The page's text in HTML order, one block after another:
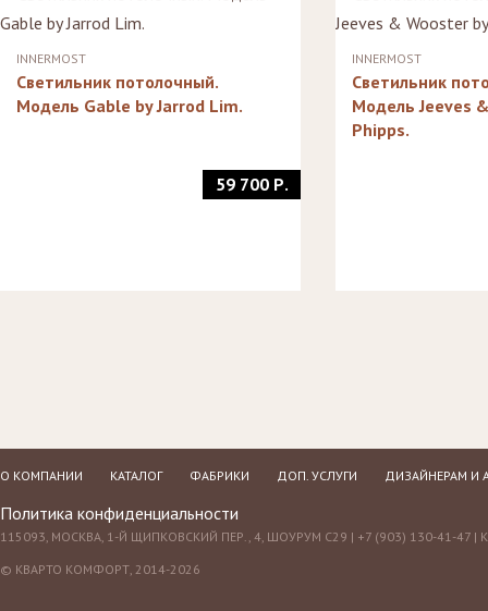
59 700 Р.
INNERMOST
Светильник потолочный.
Модель Gable by Jarrod Lim.
INNERMOST
Светильник
Модель Jeeves
Phipps.
О КОМПАНИИ КАТАЛОГ ФАБРИКИ ДОП. УСЛУГИ ДИЗАЙНЕРАМ И
Политика конфиденциальности
115093, МОСКВА, 1-Й ЩИПКОВСКИЙ ПЕР., 4, ШОУРУМ С29 | +7 (903) 130-41-47 |
© КВАРТО КОМФОРТ, 2014-2026